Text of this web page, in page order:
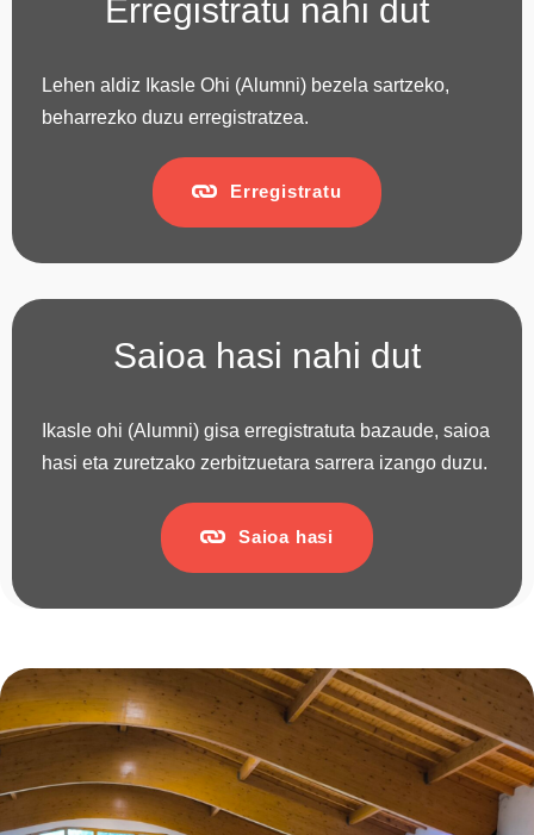
Erregistratu nahi dut
Lehen aldiz Ikasle Ohi (Alumni) bezela sartzeko,
beharrezko duzu erregistratzea.
Erregistratu
Saioa hasi nahi dut
Ikasle ohi (Alumni) gisa erregistratuta bazaude, saioa
hasi eta zuretzako zerbitzuetara sarrera izango duzu.
Saioa hasi